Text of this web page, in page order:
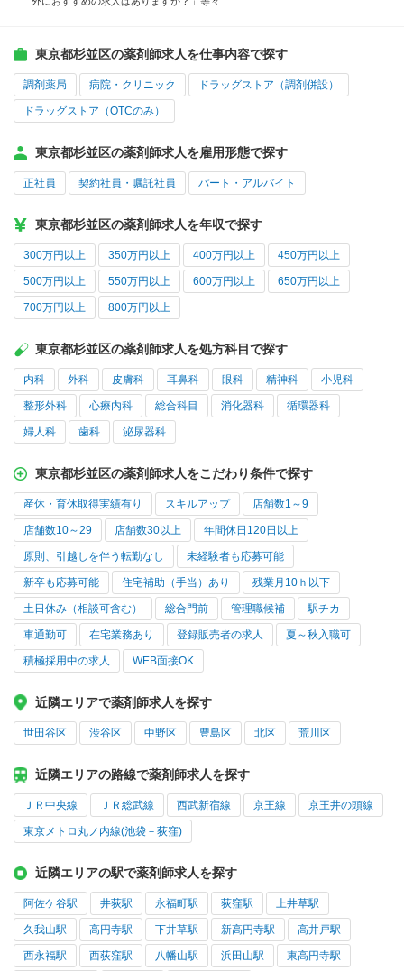
東京都杉並区の薬剤師求人を仕事内容で探す
調剤薬局 病院・クリニック ドラッグストア（調剤併設）
ドラッグストア（OTCのみ）
東京都杉並区の薬剤師求人を雇用形態で探す
正社員 契約社員・嘱託社員 パート・アルバイト
東京都杉並区の薬剤師求人を年収で探す
300万円以上 350万円以上 400万円以上 450万円以上
500万円以上 550万円以上 600万円以上 650万円以上
700万円以上 800万円以上
東京都杉並区の薬剤師求人を処方科目で探す
内科 外科 皮膚科 耳鼻科 眼科 精神科 小児科
整形外科 心療内科 総合科目 消化器科 循環器科
婦人科 歯科 泌尿器科
東京都杉並区の薬剤師求人をこだわり条件で探す
産休・育休取得実績有り スキルアップ 店舗数1～9
店舗数10～29 店舗数30以上 年間休日120日以上
原則、引越しを伴う転勤なし 未経験者も応募可能
新卒も応募可能 住宅補助（手当）あり 残業月10ｈ以下
土日休み（相談可含む） 総合門前 管理職候補 駅チカ
車通勤可 在宅業務あり 登録販売者の求人 夏～秋入職可
積極採用中の求人 WEB面接OK
近隣エリアで薬剤師求人を探す
世田谷区 渋谷区 中野区 豊島区 北区 荒川区
近隣エリアの路線で薬剤師求人を探す
ＪＲ中央線 ＪＲ総武線 西武新宿線 京王線 京王井の頭線
東京メトロ丸ノ内線(池袋－荻窪)
近隣エリアの駅で薬剤師求人を探す
阿佐ケ谷駅 井荻駅 永福町駅 荻窪駅 上井草駅
久我山駅 高円寺駅 下井草駅 新高円寺駅 高井戸駅
西永福駅 西荻窪駅 八幡山駅 浜田山駅 東高円寺駅